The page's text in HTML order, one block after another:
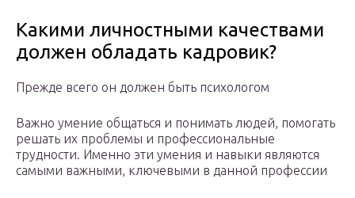
Какими личностными качествами
должен обладать кадровик?
Прежде всего он должен быть психологом
Важно умение общаться и понимать людей, помогать
решать их проблемы и профессиональные
трудности. Именно эти умения и навыки являются
самыми важными, ключевыми в данной профессии